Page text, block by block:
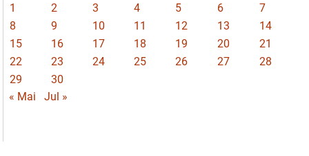
1 2 3 4 5 6
7
8
9 10 11 12 13
14
15
16 17 18 19 20
21
22
23 24 25 26 27
28
29
30
« Mai
Jul »